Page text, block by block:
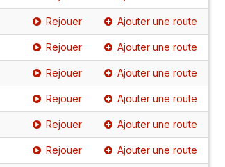
Rejouer Ajouter une route
Rejouer Ajouter une route
Rejouer Ajouter une route
Rejouer Ajouter une route
Rejouer Ajouter une route
Rejouer Ajouter une route